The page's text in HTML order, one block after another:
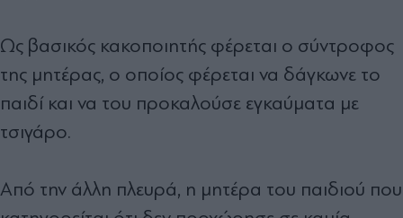
Ως βασικός κακοποιητής φέρεται ο σύντροφος
της μητέρας, ο οποίος φέρεται να δάγκωνε το
παιδί και να του προκαλούσε εγκαύματα με
τσιγάρο.
Από την άλλη πλευρά, η μητέρα του παιδιού που